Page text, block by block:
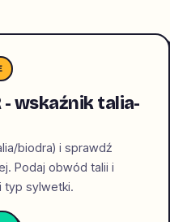
- wskaźnik talia-
biodra) i sprawdź
Podaj obwód talii i
typ sylwetki.